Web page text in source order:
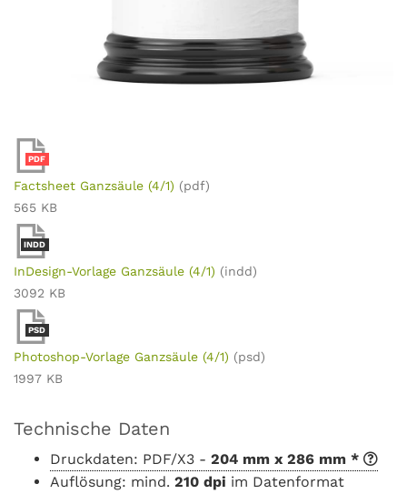
PDF
Factsheet Ganzsäule (4/1) (pdf)
565 KB
INDD
InDesign-Vorlage Ganzsäule (4/1) (indd)
3092 KB
PSD
Photoshop-Vorlage Ganzsäule (4/1) (psd)
1997 KB
Technische Daten
Druckdaten: PDF/X3 - 204 mm x 286 mm *
Auflösung: mind. 210 dpi im Datenformat